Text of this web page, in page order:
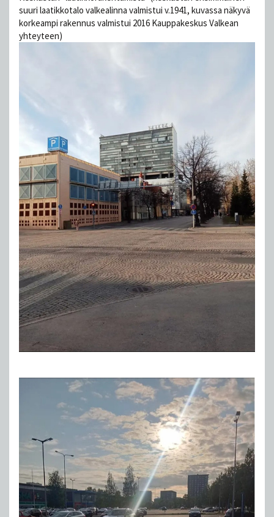
suuri laatikkotalo valkealinna valmistui v.1941, kuvassa näkyvä
korkeampi rakennus valmistui 2016 Kauppakeskus Valkean
yhteyteen)